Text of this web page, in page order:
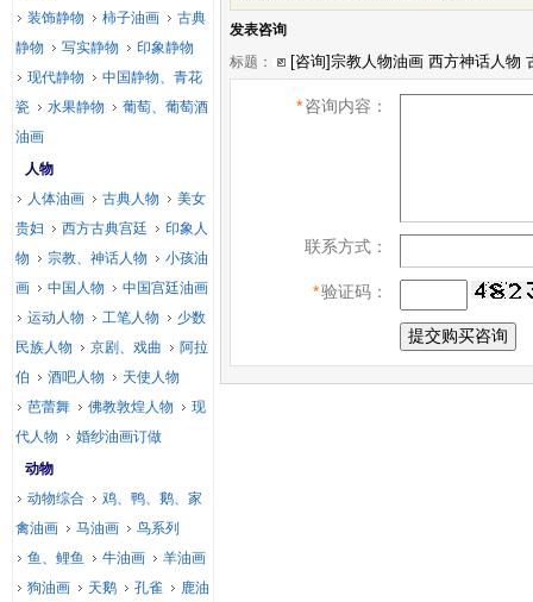
发表咨询
标题：
*咨询内容：
联系方式：
*验证码：
装饰静物
柿子油画
古典
静物
写实静物
印象静物
现代静物
中国静物、青花
瓷
水果静物
葡萄、葡萄酒
油画
人物
人体油画
古典人物
美女
贵妇
西方古典宫廷
印象人
物
宗教、神话人物
小孩油
画
中国人物
中国宫廷油画
运动人物
工笔人物
少数
民族人物
京剧、戏曲
阿拉
伯
酒吧人物
天使人物
芭蕾舞
佛教敦煌人物
现
代人物
婚纱油画订做
动物
动物综合
鸡、鸭、鹅、家
禽油画
马油画
鸟系列
鱼、鲤鱼
牛油画
羊油画
狗油画
天鹅 孔雀
鹿油